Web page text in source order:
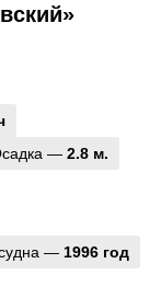
— 2.8 м.
— 1996 год